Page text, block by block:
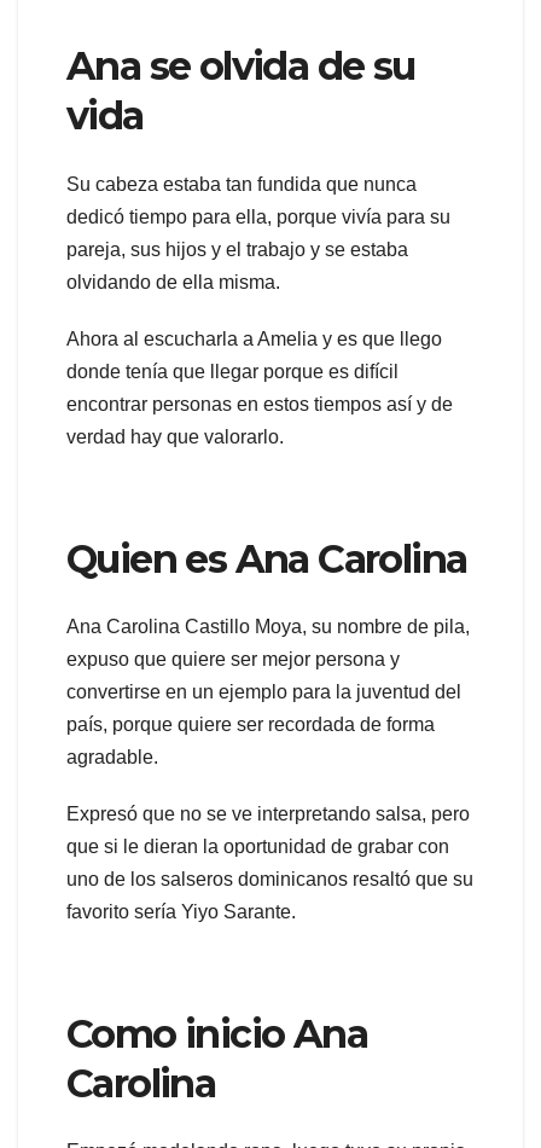
Ana se olvida de su
vida
Su cabeza estaba tan fundida que nunca
dedicó tiempo para ella, porque vivía para su
pareja, sus hijos y el trabajo y se estaba
olvidando de ella misma.
Ahora al escucharla a Amelia y es que llego
donde tenía que llegar porque es difícil
encontrar personas en estos tiempos así y de
verdad hay que valorarlo.
Quien es Ana Carolina
Ana Carolina Castillo Moya, su nombre de pila,
expuso que quiere ser mejor persona y
convertirse en un ejemplo para la juventud del
país, porque quiere ser recordada de forma
agradable.
Expresó que no se ve interpretando salsa, pero
que si le dieran la oportunidad de grabar con
uno de los salseros dominicanos resaltó que su
favorito sería Yiyo Sarante.
Como inicio Ana
Carolina